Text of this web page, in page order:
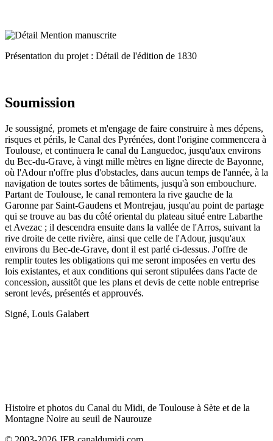
Présentation du projet : Détail de l'édition de 1830
Soumission
Je soussigné, promets et m'engage de faire construire à mes dépens,
risques et périls, le Canal des Pyrénées, dont l'origine commencera à
Toulouse, et continuera le canal du Languedoc, jusqu'aux environs
du Bec-du-Grave, à vingt mille mètres en ligne directe de Bayonne,
où l'Adour n'offre plus d'obstacles, dans aucun temps de l'année, à la
navigation de toutes sortes de bâtiments, jusqu'à son embouchure.
Partant de Toulouse, le canal remontera la rive gauche de la
Garonne par Saint-Gaudens et Montrejau, jusqu'au point de partage
qui se trouve au bas du côté oriental du plateau situé entre Labarthe
et Avezac ; il descendra ensuite dans la vallée de l'Arros, suivant la
rive droite de cette rivière, ainsi que celle de l'Adour, jusqu'aux
environs du Bec-de-Grave, dont il est parlé ci-dessus. J'offre de
remplir toutes les obligations qui me seront imposées en vertu des
lois existantes, et aux conditions qui seront stipulées dans l'acte de
concession, aussitôt que les plans et devis de cette noble entreprise
seront levés, présentés et approuvés.
Signé, Louis Galabert
Histoire et photos du Canal du Midi, de Toulouse à Sète et de la
Montagne Noire au seuil de Naurouze